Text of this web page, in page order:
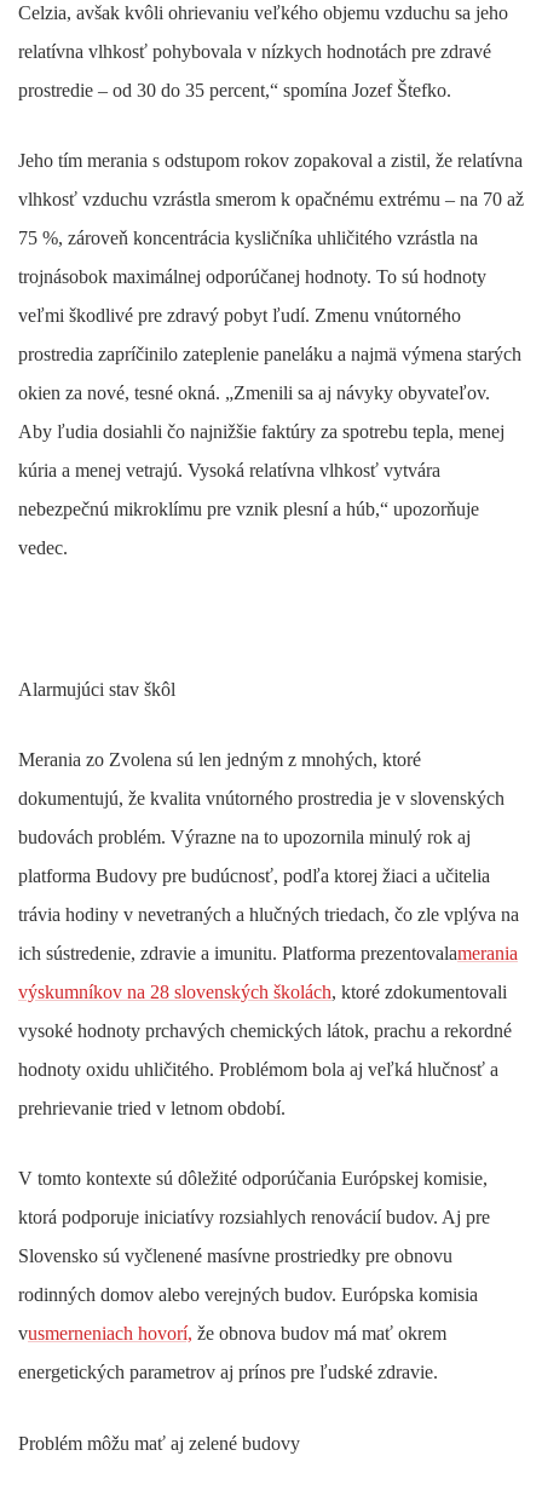
Celzia, avšak kvôli ohrievaniu veľkého objemu vzduchu sa jeho
relatívna vlhkosť pohybovala v nízkych hodnotách pre zdravé
prostredie – od 30 do 35 percent,“ spomína Jozef Štefko.
Jeho tím merania s odstupom rokov zopakoval a zistil, že relatívna
vlhkosť vzduchu vzrástla smerom k opačnému extrému – na 70 až
75 %, zároveň koncentrácia kysličníka uhličitého vzrástla na
trojnásobok maximálnej odporúčanej hodnoty. To sú hodnoty
veľmi škodlivé pre zdravý pobyt ľudí. Zmenu vnútorného
prostredia zapríčinilo zateplenie paneláku a najmä výmena starých
okien za nové, tesné okná. „Zmenili sa aj návyky obyvateľov.
Aby ľudia dosiahli čo najnižšie faktúry za spotrebu tepla, menej
kúria a menej vetrajú. Vysoká relatívna vlhkosť vytvára
nebezpečnú mikroklímu pre vznik plesní a húb,“ upozorňuje
vedec.
Alarmujúci stav škôl
Merania zo Zvolena sú len jedným z mnohých, ktoré
dokumentujú, že kvalita vnútorného prostredia je v slovenských
budovách problém. Výrazne na to upozornila minulý rok aj
platforma Budovy pre budúcnosť, podľa ktorej žiaci a učitelia
trávia hodiny v nevetraných a hlučných triedach, čo zle vplýva na
ich sústredenie, zdravie a imunitu. Platforma prezentovalamerania
výskumníkov na 28 slovenských školách, ktoré zdokumentovali
vysoké hodnoty prchavých chemických látok, prachu a rekordné
hodnoty oxidu uhličitého. Problémom bola aj veľká hlučnosť a
prehrievanie tried v letnom období.
V tomto kontexte sú dôležité odporúčania Európskej komisie,
ktorá podporuje iniciatívy rozsiahlych renovácií budov. Aj pre
Slovensko sú vyčlenené masívne prostriedky pre obnovu
rodinných domov alebo verejných budov. Európska komisia
vusmerneniach hovorí, že obnova budov má mať okrem
energetických parametrov aj prínos pre ľudské zdravie.
Problém môžu mať aj zelené budovy